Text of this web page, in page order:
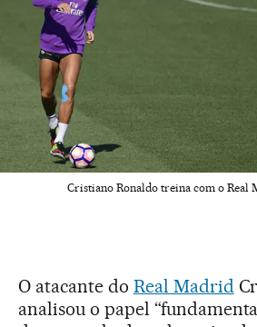
Cristiano Ronaldo treina com o Real
O atacante do Real Madrid
analisou o papel